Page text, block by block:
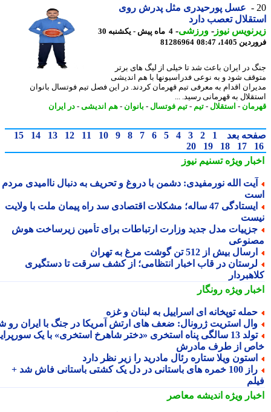
عسل پورحیدری مثل پدرش روی
تعصب دارد
نیوز-ورزشی-
4 ماه پیش - یکشنبه 30
1405، 08:47
81286964
در ایران باعث شد تا خیلی از لیگ های برتر
شود و به نوعی فدراسیونها با هم اندیشی
اقدام به معرفی تیم قهرمان کردند. در این فصل تیم فوتسال بانوان
به قهرمانی رسید. ...
-استقلال-تیم -تیم فوتسال-بانوان- هم اندیشی-در ایران
بعد 1
2
3
4
5
6
7
8
9
10
11
12
13
14
15
17
18
19
20
ویژهتسنیم نیوز
الله نورمفیدی: دشمن با دروغ و تحریف به دنبال ناامیدی مردم
ایستادگی 47 ساله؛ مشکلات اقتصادی سد راه پیمان ملت با ولایت
مدل جدید وزارت ارتباطات برای تأمین زیرساخت هوش
بیش از 512 تن گوشت مرغ به تهران
در قاب اخبار انتظامی؛ از کشف سرقت تا دستگیری
ویژهرونگار
توپخانه ای اسراییل به لبنان و غزه
استریت ژرونال: ضعف های ارتش آمریکا در جنگ با ایران رو شد
تولد 13 سالگی پناه استخری «دختر شاهرخ استخری» با یک سورپرایز
از طرف مادرش
ویلا ستاره رئال مادرید را زیر نظر دارد
راز 100 خمره های باستانی در دل یک کشتی باستانی فاش شد +
ویژهاندیشه معاصر